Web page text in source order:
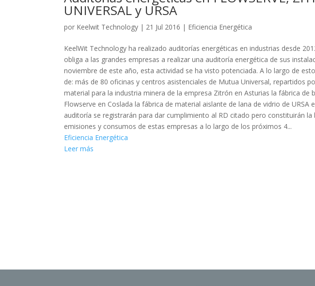
UNIVERSAL y URSA
por Keelwit Technology | 21 Jul 2016 | Eficiencia Energética
KeelWit Technology ha realizado auditorías energéticas en industrias desde
obliga a las grandes empresas a realizar una auditoría energética de sus
noviembre de este año, esta actividad se ha visto potenciada. A lo largo de
de: más de 80 oficinas y centros asistenciales de Mutua Universal, repartidos
material para la industria minera de la empresa Zitrón en Asturias la fábrica de
Flowserve en Coslada la fábrica de material aislante de lana de vidrio de
auditoría se registrarán para dar cumplimiento al RD citado pero constituirán
emisiones y consumos de estas empresas a lo largo de los próximos 4...
Eficiencia Energética
Leer más